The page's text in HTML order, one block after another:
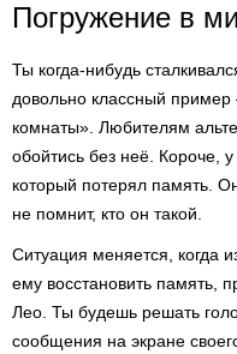
Погружение в
Ты когда-нибудь
довольно классный
комнаты». Любителям
обойтись без неё. Короче,
который потерял память.
не помнит, кто он такой.
Ситуация меняется, когда
ему восстановить память,
Лео. Ты будешь решать
сообщения на экране